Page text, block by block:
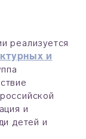
реализуется
и
и
детей и